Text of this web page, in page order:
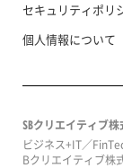
セキュリティポリ
個人情報について
SBクリエイティブ
ビジネス+IT／
Bクリエイティブ株